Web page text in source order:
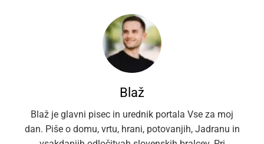
Blaž
Blaž je glavni pisec in urednik portala Vse za moj
dan. Piše o domu, vrtu, hrani, potovanjih, Jadranu in